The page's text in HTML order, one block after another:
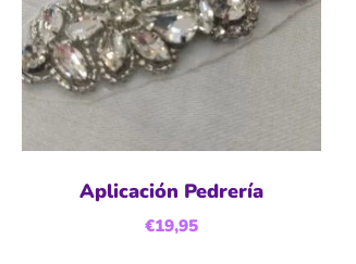
Aplicación Pedrería
€19,95